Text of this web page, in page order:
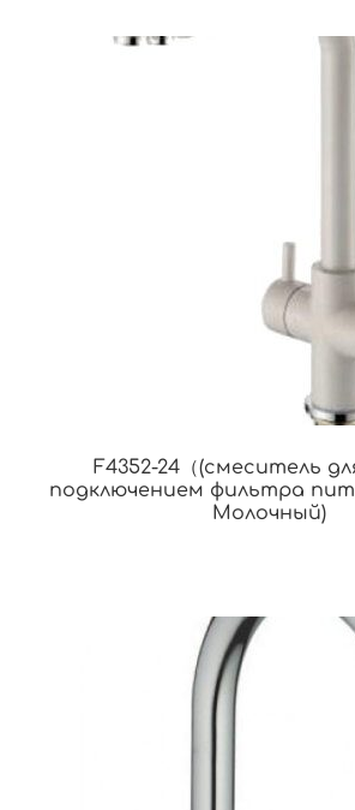
F4352-24（(смеситель
подключением фильтра
Молочный)